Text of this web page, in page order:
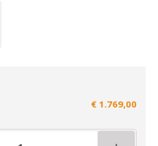
€ 1.769,00